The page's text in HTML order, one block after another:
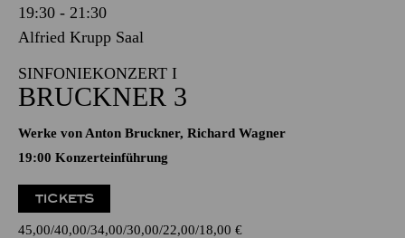
19:30 - 21:30
Alfried Krupp Saal
SINFONIEKONZERT I
BRUCKNER 3
Werke von Anton Bruckner, Richard Wagner
19:00 Konzerteinführung
TICKETS
45,00 40,00 34,00 30,00 22,00 18,00 €